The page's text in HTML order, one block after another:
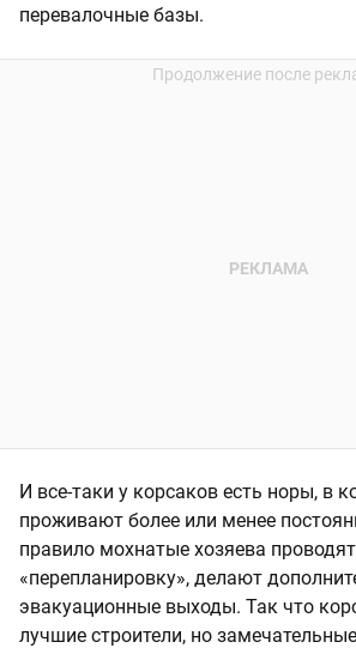
перевалочные базы.
И все-таки у корсаков есть норы, в
проживают более или менее
правило мохнатые хозяева проводят
«перепланировку», делают
эвакуационные выходы. Так что
лучшие строители, но